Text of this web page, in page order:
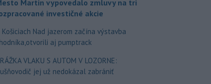
Martin vypovedalo zmluvy na tri
investičné akcie
Košiciach Nad jazerom začína výstavba
aj pumptrack
VLAKU S AUTOM V LOZORNE:
jej už nedokázal zabrániť